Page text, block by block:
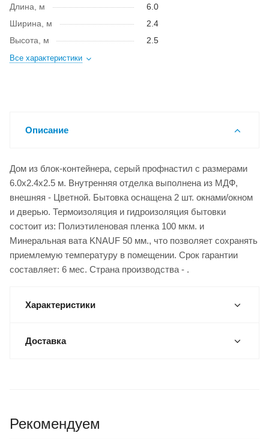
Длина, м
6.0
Ширина, м
2.4
Высота, м
2.5
Все характеристики
Описание
Дом из блок-контейнера, серый профнастил с размерами
6.0x2.4x2.5 м. Внутренняя отделка выполнена из МДФ,
внешняя - Цветной. Бытовка оснащена 2 шт. окнами/окном
и дверью. Термоизоляция и гидроизоляция бытовки
состоит из: Полиэтиленовая пленка 100 мкм. и
Минеральная вата KNAUF 50 мм., что позволяет сохранять
приемлемую температуру в помещении. Срок гарантии
составляет: 6 мес. Страна производства - .
Характеристики
Доставка
Рекомендуем